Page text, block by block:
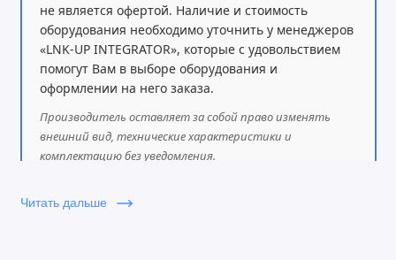
не является офертой. Наличие и стоимость
оборудования необходимо уточнить у менеджеров
«LNK-UP INTEGRATOR», которые с удовольствием
помогут Вам в выборе оборудования и
оформлении на него заказа.
Производитель оставляет за собой право изменять
внешний вид, технические характеристики и
комплектацию без уведомления.
Читать дальше